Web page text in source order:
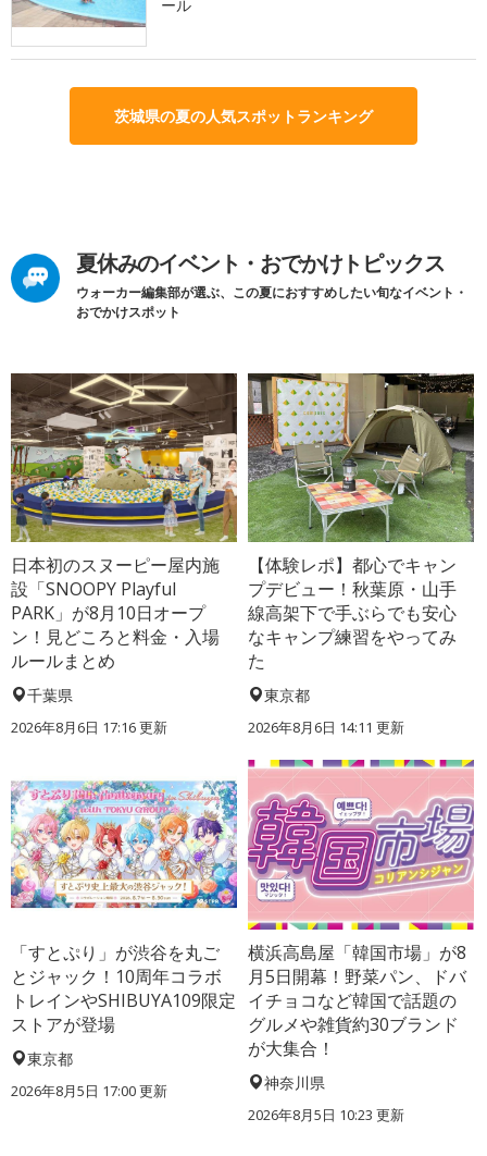
ール
茨城県の夏の人気スポットランキング
夏休みのイベント・おでかけトピックス
ウォーカー編集部が選ぶ、この夏におすすめしたい旬なイベント・
おでかけスポット
日本初のスヌーピー屋内施
設「SNOOPY Playful
PARK」が8月10日オープ
ン！見どころと料金・入場
ルールまとめ
千葉県
2026年8月6日 17:16更新
【体験レポ】都心でキャン
プデビュー！秋葉原・山手
線高架下で手ぶらでも安心
なキャンプ練習をやってみ
た
東京都
2026年8月6日 14:11 更新
「すとぷり」が渋谷を丸ご
とジャック！10周年コラボ
トレインやSHIBUYA109限定
ストアが登場
東京都
2026年8月5日 17:00更新
横浜高島屋「韓国市場」が8
月5日開幕！野菜パン、ドバ
イチョコなど韓国で話題の
グルメや雑貨約30ブランド
が大集合！
神奈川県
2026年8月5日 10:23 更新